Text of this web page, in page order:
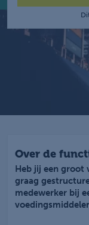
Over de
Heb jij een groot
graag
medewerker bij